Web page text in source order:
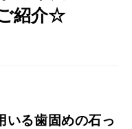
紹介☆
いる歯固めの石っ